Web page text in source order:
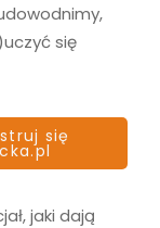
się
się
jaki dają